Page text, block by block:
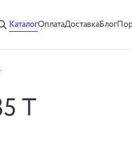
КаталогОплатаДоставкаБлог
Т